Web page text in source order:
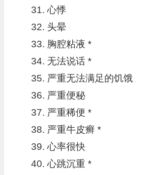
心悸
头晕
胸腔粘液 *
无法说话 *
严重无法满足的饥饿
严重便秘
严重稀便 *
严重牛皮癣 *
心率很快
心跳沉重 *